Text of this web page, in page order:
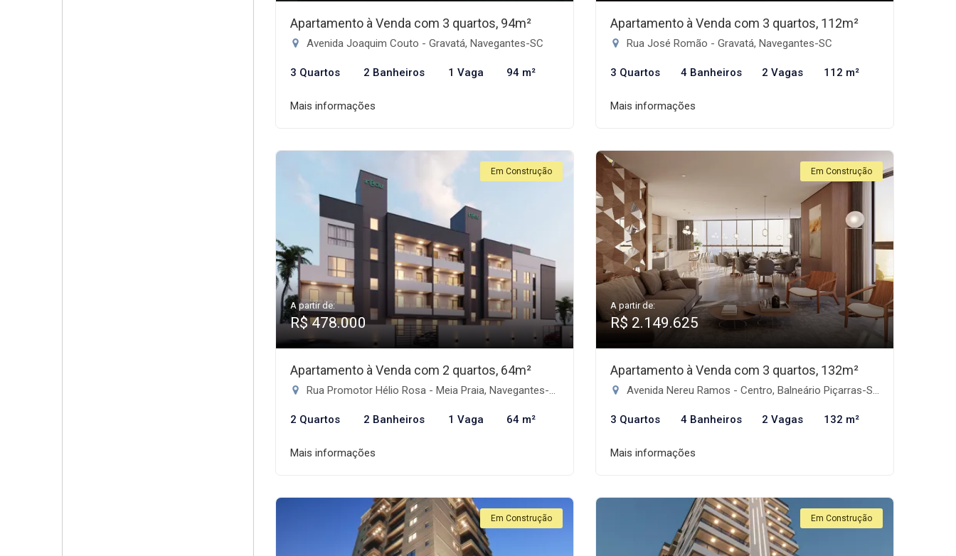
Apartamento à Venda com 3 quartos, 94m²
Avenida Joaquim Couto - Gravatá, Navegantes-SC
3 Quartos 2 Banheiros 1 Vaga 94 m²
Mais informações
Apartamento à Venda com 3 quartos, 112m²
Rua José Romão - Gravatá, Navegantes-SC
3 Quartos 4 Banheiros 2 Vagas 112 m²
Mais informações
Em Construção
A partir de:
R$ 478.000
Apartamento à Venda com 2 quartos, 64m²
Rua Promotor Hélio Rosa - Meia Praia, Navegantes-SC
2 Quartos 2 Banheiros 1 Vaga 64 m²
Mais informações
Em Construção
A partir de:
R$ 2.149.625
Apartamento à Venda com 3 quartos, 132m²
Avenida Nereu Ramos - Centro, Balneário Piçarras-SC
3 Quartos 4 Banheiros 2 Vagas 132 m²
Mais informações
Em Construção Em Construção